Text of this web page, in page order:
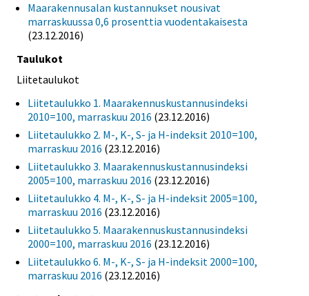
Maarakennusalan kustannukset nousivat
marraskuussa 0,6 prosenttia vuodentakaisesta
(23.12.2016)
Taulukot
Liitetaulukot
Liitetaulukko 1. Maarakennuskustannusindeksi
2010=100, marraskuu 2016 (23.12.2016)
Liitetaulukko 2. M-, K-, S- ja H-indeksit 2010=100,
marraskuu 2016 (23.12.2016)
Liitetaulukko 3. Maarakennuskustannusindeksi
2005=100, marraskuu 2016 (23.12.2016)
Liitetaulukko 4. M-, K-, S- ja H-indeksit 2005=100,
marraskuu 2016 (23.12.2016)
Liitetaulukko 5. Maarakennuskustannusindeksi
2000=100, marraskuu 2016 (23.12.2016)
Liitetaulukko 6. M-, K-, S- ja H-indeksit 2000=100,
marraskuu 2016 (23.12.2016)